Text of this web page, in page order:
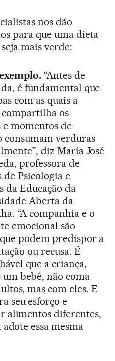
nos dão
para que uma dieta
mais verde:
“Antes de
é fundamental que
com as quais a
os
e momentos de
consumam verduras
diz María José
professora de
de Psicologia e
da Educação da
Aberta da
“A companhia e o
emocional são
podem predispor a
ou recusa. É
que a criança,
bebê, não coma
mas com eles. E
seu esforço e
alimentos diferentes,
essa mesma